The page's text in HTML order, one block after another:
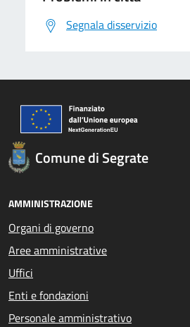
Segnala disservizio
Comune di Segrate
AMMINISTRAZIONE
Organi di governo
Aree amministrative
Uffici
Enti e fondazioni
Personale amministrativo